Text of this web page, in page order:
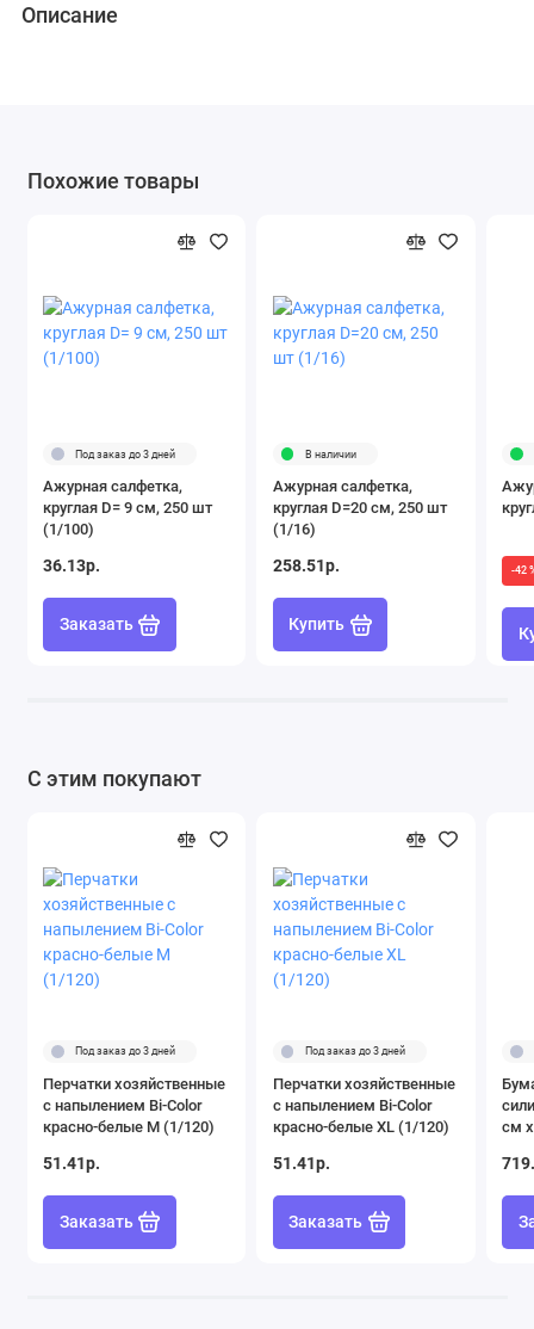
Описание
Похожие товары
Под заказ до 3 дней
Ажурная салфетка,
круглая D= 9 см, 250 шт
(1/100)
36.13р.
Заказать
В наличии
Ажурная салфетка,
круглая D=20 см, 250 шт
(1/16)
258.51р.
Купить
-42
С этим покупают
Под заказ до 3 дней
Перчатки хозяйственные
с напылением Bi-Color
красно-белые M (1/120)
51.41р.
Заказать
Под заказ до 3 дней
Перчатки хозяйственные
с напылением Bi-Color
красно-белые XL (1/120)
51.41р.
Заказать
см